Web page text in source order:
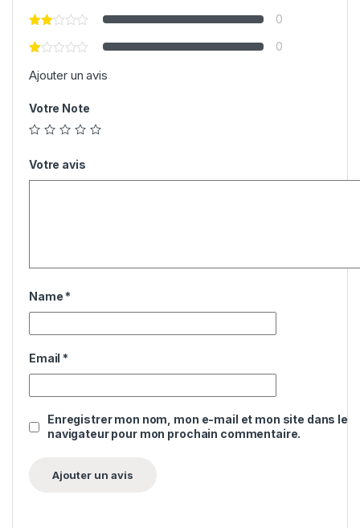
0
0
Ajouter un avis
Votre Note
Votre avis
Name *
Email *
Enregistrer mon nom, mon e-mail et mon site dans le
navigateur pour mon prochain commentaire.